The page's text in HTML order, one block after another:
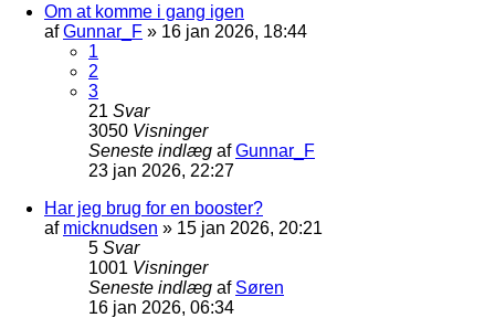
Om at komme i gang igen
afGunnar_F » 16 jan 2026, 18:44
1
2
3
21 Svar
3050 Visninger
Seneste indlæg afGunnar_F
23 jan 2026, 22:27
Har jeg brug for en booster?
af micknudsen » 15 jan 2026, 20:21
5 Svar
1001 Visninger
Seneste indlæg af Søren
16 jan 2026, 06:34